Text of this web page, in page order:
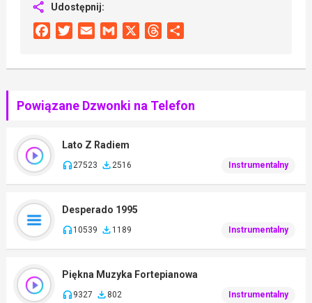
Udostępnij:
FacebookTwitterEmail Gmail Threads
Powiązane Dzwonki na Telefon
Lato Z Radiem
27523 2516 Instrumentalny
Desperado 1995
10539 1189 Instrumentalny
Piękna Muzyka Fortepianowa
9327 802 Instrumentalny